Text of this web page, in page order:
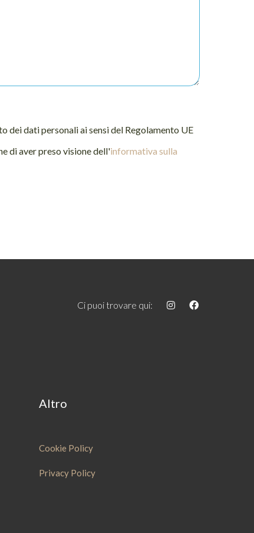
dei dati personali ai sensi del Regolamento UE
di aver preso visione dell'informativa sulla
Ci puoi trovare qui:
Altro
Cookie Policy
Privacy Policy